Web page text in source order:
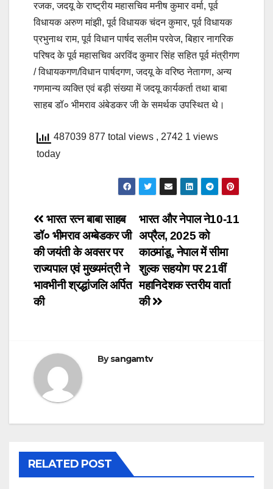
रजक, जदयू के राष्ट्रीय महासचिव मनीष कुमार वर्मा, पूर्व
विधायक अरुण मांझी, पूर्व विधायक चंदन कुमार, पूर्व विधायक
प्रभुनाथ राम, पूर्व विधान पार्षद सलीम परवेज, बिहार नागरिक
परिषद के पूर्व महासचिव अरविंद कुमार सिंह सहित पूर्व मंत्रीगण
/ विधायकगण/विधान पार्षदगण, जदयू के वरिष्ठ नेतागण, अन्य
गणमान्य व्यक्ति एवं बड़ी संख्या में जदयू कार्यकर्ता तथा बाबा
साहब डॉ० भीमराव अंबेडकर जी के समर्थक उपस्थित थे।
487039 877 total views , 2742 1 views
today
Post
navigation
भारत और नेपाल ने10-11
अप्रैल, 2025 को
काठमांडू, नेपाल में सीमा
शुल्क सहयोग पर 21वीं
महानिदेशक स्तरीय वार्ता
की
भारत रत्न बाबा साहब
डॉ० भीमराव अम्बेडकर जी
की जयंती के अवसर पर
राज्यपाल एवं मुख्यमंत्री ने
भावभीनी श्रद्धांजलि अर्पित
की
Bysangamtv
RELATED POST